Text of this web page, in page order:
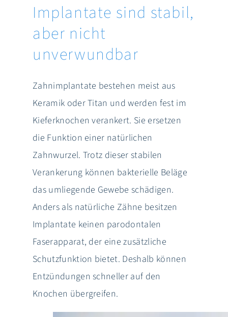
Implantate sind stabil,
aber nicht
unverwundbar
Zahnimplantate bestehen meist aus
Keramik oder Titan und werden fest im
Kieferknochen verankert. Sie ersetzen
die Funktion einer natürlichen
Zahnwurzel. Trotz dieser stabilen
Verankerung können bakterielle Beläge
das umliegende Gewebe schädigen.
Anders als natürliche Zähne besitzen
Implantate keinen parodontalen
Faserapparat, der eine zusätzliche
Schutzfunktion bietet. Deshalb können
Entzündungen schneller auf den
Knochen übergreifen.